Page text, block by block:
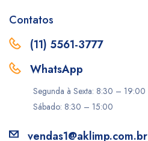
Contatos
(11) 5561-3777
WhatsApp
Segunda à Sexta: 8:30 – 19:00
Sábado: 8:30 – 15:00
vendas1@aklimp.com.br